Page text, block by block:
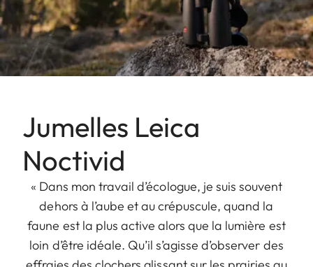
Jumelles Leica
Noctivid
« Dans mon travail d’écologue, je suis souvent
dehors à l’aube et au crépuscule, quand la
faune est la plus active alors que la lumière est
loin d’être idéale. Qu’il s’agisse d’observer des